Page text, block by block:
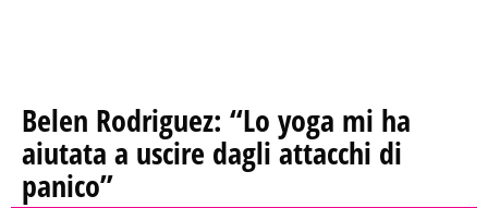
Belen Rodriguez: “Lo yoga mi ha
aiutata a uscire dagli attacchi di
panico”